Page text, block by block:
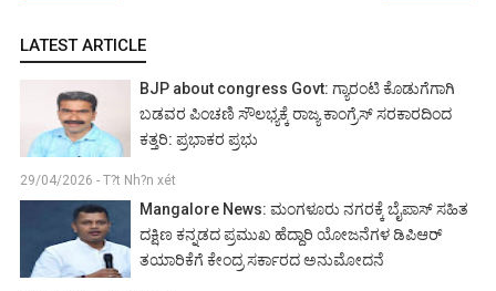
LATEST ARTICLE
BJP about congress Govt: ಗ್ಯಾರಂಟಿ ಕೊಡುಗೆಗಾಗಿ
ಬಡವರ ಪಿಂಚಣಿ ಸೌಲಭ್ಯಕ್ಕೆ ರಾಜ್ಯ ಕಾಂಗ್ರೆಸ್ ಸರಕಾರದಿಂದ
ಕತ್ತರಿ: ಪ್ರಭಾಕರ ಪ್ರಭು
29/04/2026 - T?t Nh?n xét
Mangalore News: ಮಂಗಳೂರು ನಗರಕ್ಕೆ ಬೈಪಾಸ್‌ ಸಹಿತ
ದಕ್ಷಿಣ ಕನ್ನಡದ ಪ್ರಮುಖ ಹೆದ್ದಾರಿ ಯೋಜನೆಗಳ ಡಿಪಿಆರ್
ತಯಾರಿಕೆಗೆ ಕೇಂದ್ರ ಸರ್ಕಾರದ ಅನುಮೋದನೆ